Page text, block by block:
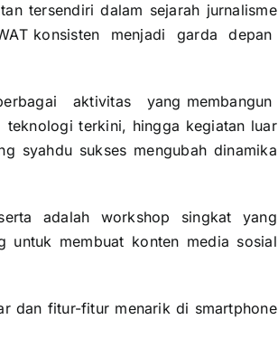
tersendiri dalam sejarah jurnalisme
konsisten menjadi garda depan
aktivitas yang membangun
terkini, hingga kegiatan luar
syahdu sukses mengubah dinamika
adalah workshop singkat yang
untuk membuat konten media sosial
dan fitur-fitur menarik di smartphone